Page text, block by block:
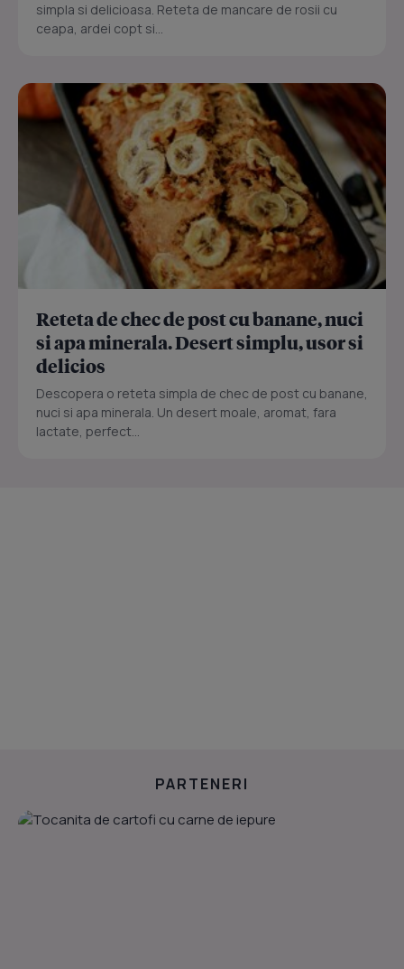
simpla si delicioasa. Reteta de mancare de rosii cu
ceapa, ardei copt si...
Reteta de chec de post cu banane, nuci
si apa minerala. Desert simplu, usor si
delicios
Descopera o reteta simpla de chec de post cu banane,
nuci si apa minerala. Un desert moale, aromat, fara
lactate, perfect...
PARTENERI